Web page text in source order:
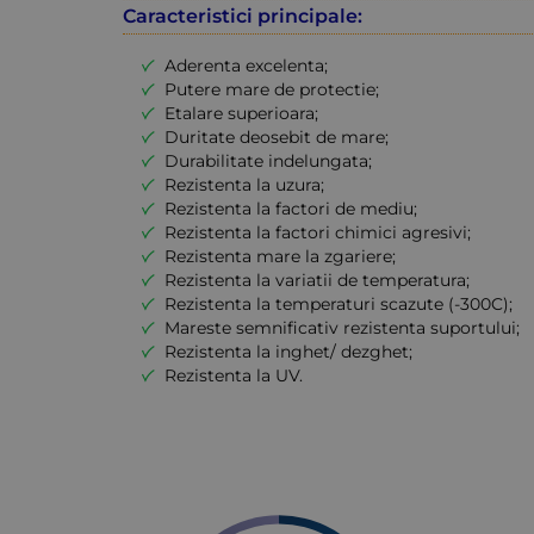
Caracteristici principale:
Aderenta excelenta;
Putere mare de protectie;
Etalare superioara;
Duritate deosebit de mare;
Durabilitate indelungata;
Rezistenta la uzura;
Rezistenta la factori de mediu;
Rezistenta la factori chimici agresivi;
Rezistenta mare la zgariere;
Rezistenta la variatii de temperatura;
Rezistenta la temperaturi scazute (-300C);
Mareste semnificativ rezistenta suportului;
Rezistenta la inghet/ dezghet;
Rezistenta la UV.